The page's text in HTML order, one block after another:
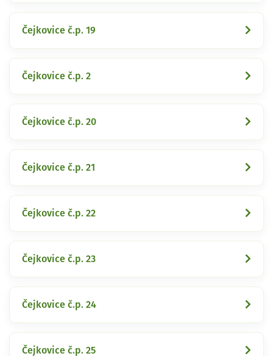
Čejkovice č.p. 19
Čejkovice č.p. 2
Čejkovice č.p. 20
Čejkovice č.p. 21
Čejkovice č.p. 22
Čejkovice č.p. 23
Čejkovice č.p. 24
Čejkovice č.p. 25